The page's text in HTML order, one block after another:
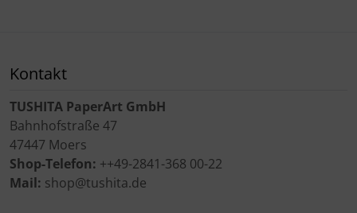
Kontakt
TUSHITA PaperArt GmbH
Bahnhofstraße 47
47447 Moers
Shop-Telefon: ++49-2841-368 00-22
Mail: shop@tushita.de